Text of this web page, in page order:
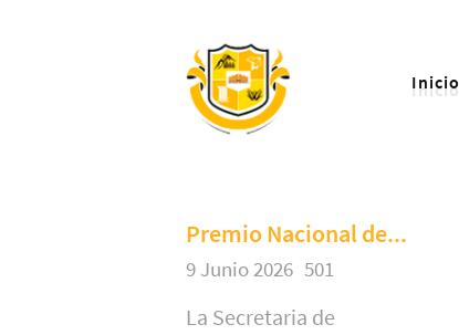
Inicio
Premio Nacional de...
9 Junio 2026 501
La Secretaria de